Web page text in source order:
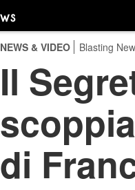
NEWS & VIDEO Blasting
Il
di